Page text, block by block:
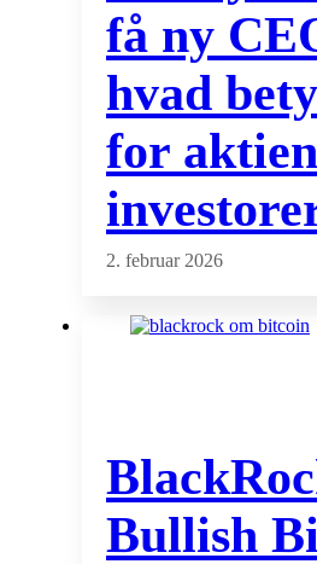
få ny
hvad
for
2. februar 2026
Bullish